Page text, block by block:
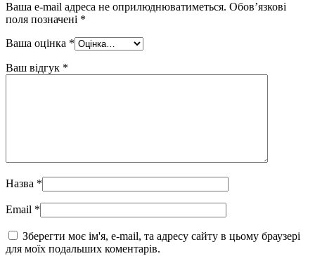
Ваша e-mail адреса не оприлюднюватиметься. Обов’язкові
поля позначені *
Ваша оцінка *
Ваш відгук *
Назва *
Email *
Зберегти моє ім'я, e-mail, та адресу сайту в цьому браузері
для моїх подальших коментарів.